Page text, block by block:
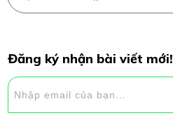
Đăng ký nhận bài viết mới!